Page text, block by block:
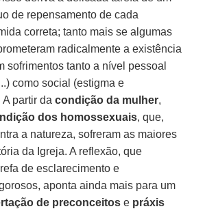
de repensamento de cada
correta; tanto mais se algumas
radicalmente a existência
sofrimentos tanto a nível pessoal
como social (estigma e
A partir dacondição da mulher,
dos homossexuais, que,
a natureza, sofreram as maiores
da Igreja. A reflexão, que
de esclarecimento e
aponta ainda mais para um
de preconceitos e práxis